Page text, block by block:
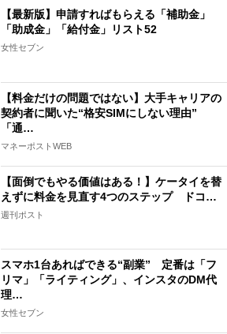
【最新版】申請すればもらえる「補助金」
「助成金」「給付金」リスト52
女性セブン
【料金だけの問題ではない】大手キャリアの
契約者に聞いた“格安SIMにしない理由”
「通…
マネーポストWEB
【面倒でもやる価値はある！】ケータイを替
えずに料金を見直す4つのステップ ドコ…
週刊ポスト
スマホ1台あればできる“副業” 定番は「フ
リマ」「ライティング」、インスタのDM代
理…
女性セブン